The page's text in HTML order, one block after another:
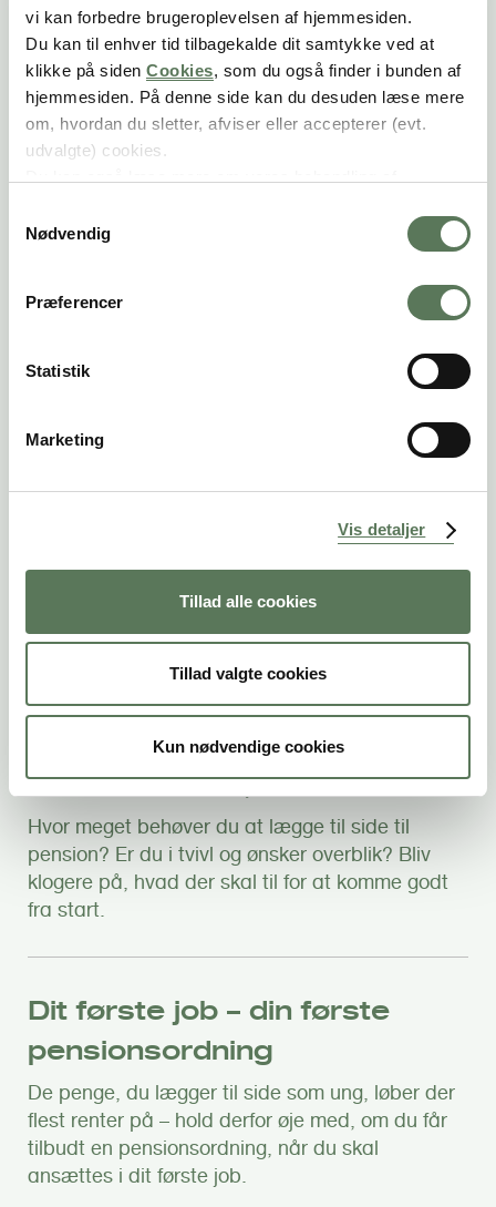
vi kan forbedre brugeroplevelsen af hjemmesiden.
Du kan til enhver tid tilbagekalde dit samtykke ved at
klikke på siden Cookies, som du også finder i bunden af
hjemmesiden. På denne side kan du desuden læse mere
om, hvordan du sletter, afviser eller accepterer (evt.
udvalgte) cookies.
Nødvendig
Præferencer
Statistik
Marketing
Vis detaljer
Tillad alle cookies
Tillad valgte cookies
Kun nødvendige cookies
pension, for at kunne fastholde samme
levestandard, når du går bliver pensionist,
afhænger af, hvor meget du tjener nu...
Få det rette råd til dig
Nyd din ungdom – men vent
pensionsopsparingen
næppe skænket pensionsopsparing ret mange
nødvendigt...
Din pensionsopsparing -
hvornår er nok, nok?
Hvor meget behøver du at lægge til side til
pension? Er du i tvivl og ønsker overblik? Bliv
klogere på, hvad der skal til for at komme godt
fra start.
Dit første job – din første
pensionsordning
De penge, du lægger til side som ung, løber der
flest renter på – hold derfor øje med, om du får
tilbudt en pensionsordning, når du skal
ansættes i dit første job.